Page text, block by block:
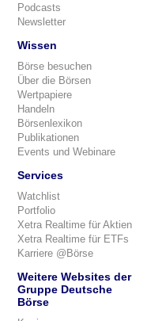
Podcasts
Newsletter
Wissen
Börse besuchen
Über die Börsen
Wertpapiere
Handeln
Börsenlexikon
Publikationen
Events und Webinare
Services
Watchlist
Portfolio
Xetra Realtime für Aktien
Xetra Realtime für ETFs
Karriere @Börse
Weitere Websites der
Gruppe Deutsche
Börse